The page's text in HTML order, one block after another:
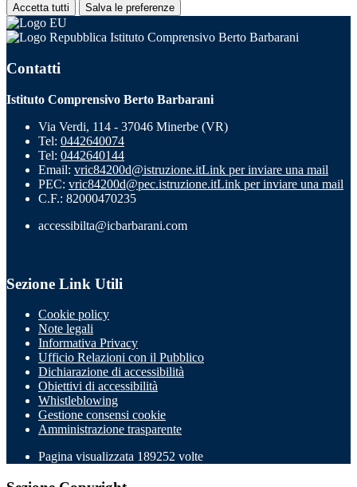
Accetta tutti Salva le preferenze
Istituto Comprensivo Berto Barbarani
Contatti
Istituto Comprensivo Berto Barbarani
Via Verdi, 114 - 37046 Minerbe (VR)
Tel: 0442640074
Tel: 0442640144
Email: vric84200d@istruzione.itLink per inviare una mail
PEC: vric84200d@pec.istruzione.itLink per inviare una mail
C.F.: 82000470235
accessibilta@icbarbarani.com
Sezione Link Utili
Cookie policy
Note legali
Informativa Privacy
Ufficio Relazioni con il Pubblico
Dichiarazione di accessibilità
Obiettivi di accessibilità
Whistleblowing
Gestione consensi cookie
Amministrazione trasparente
Pagina visualizzata 189252 volte